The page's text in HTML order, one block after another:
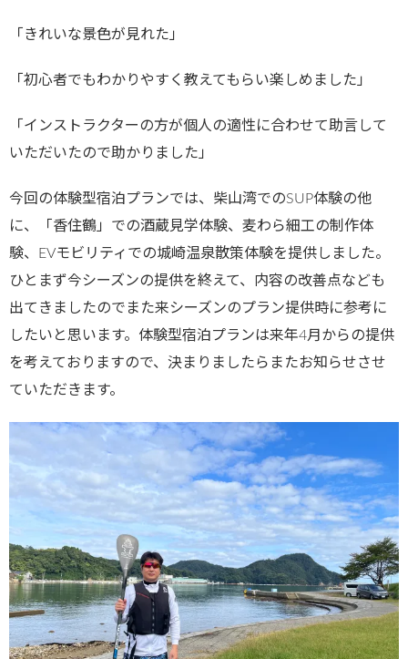
「きれいな景色が見れた」
「初心者でもわかりやすく教えてもらい楽しめました」
「インストラクターの方が個人の適性に合わせて助言して
いただいたので助かりました」
今回の体験型宿泊プランでは、柴山湾でのSUP体験の他
に、「香住鶴」での酒蔵見学体験、麦わら細工の制作体
験、EVモビリティでの城崎温泉散策体験を提供しました。
ひとまず今シーズンの提供を終えて、内容の改善点なども
出てきましたのでまた来シーズンのプラン提供時に参考に
したいと思います。体験型宿泊プランは来年4月からの提供
を考えておりますので、決まりましたらまたお知らせさせ
ていただきます。